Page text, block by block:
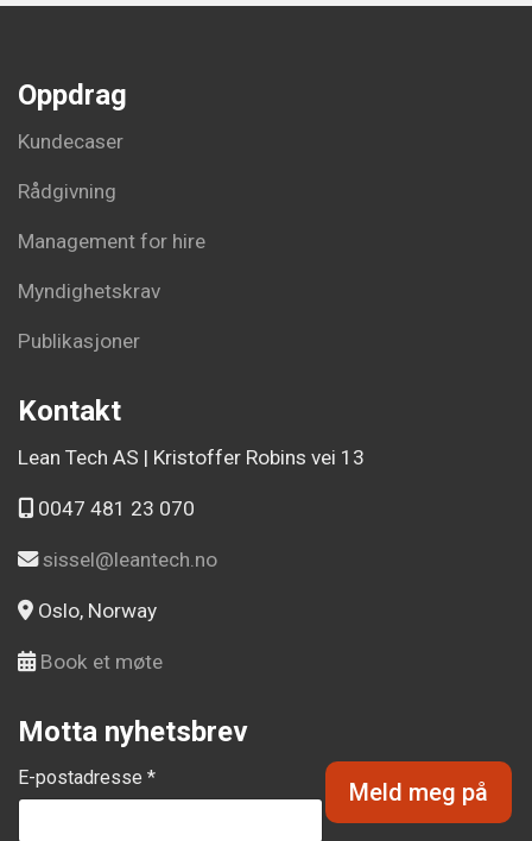
Oppdrag
Kundecaser
Rådgivning
Management for hire
Myndighetskrav
Publikasjoner
Kontakt
Lean Tech AS | Kristoffer Robins vei 13
0047 481 23 070
sissel@leantech.no
Oslo, Norway
Book et møte
Motta nyhetsbrev
E-postadresse *